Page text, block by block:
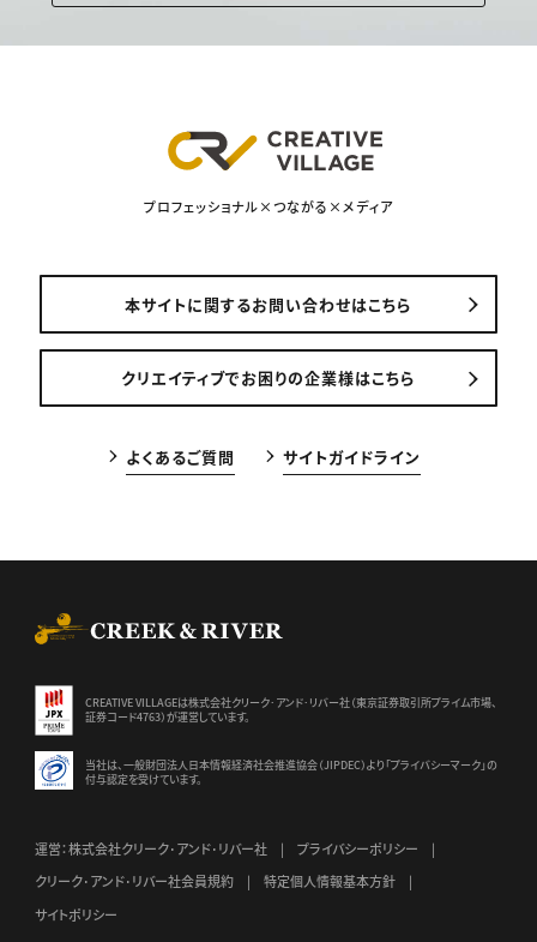
プロフェッショナル×つながる×メディア
本サイトに関するお問い合わせはこちら
クリエイティブでお困りの企業様はこちら
よくあるご質問 サイトガイドライン
CREATIVE VILLAGEは株式会社クリーク･アンド･リバー社（東京証券取引所プライム市場、
証券コード4763）が運営しています。
当社は、一般財団法人日本情報経済社会推進協会（JIPDEC）より 「プライバシーマーク」の
付与認定を受けています。
運営：株式会社クリーク･アンド･リバー社
プライバシーポリシー
クリーク･アンド･リバー社会員規約
特定個人情報基本方針
サイトポリシー